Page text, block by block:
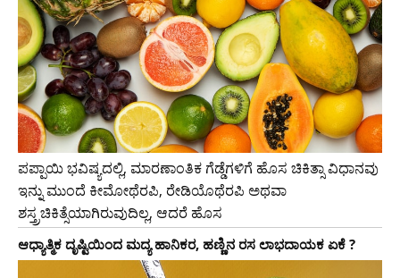
ಪಪ್ಪಾಯಿ ಭವಿಷ್ಯದಲ್ಲಿ, ಮಾರಣಾಂತಿಕ ಗೆಡ್ಡೆಗಳಿಗೆ ಹೊಸ ಚಿಕಿತ್ಸಾ ವಿಧಾನವು
ಇನ್ನು ಮುಂದೆ ಕೀಮೋಥೆರಪಿ, ರೇಡಿಯೊಥೆರಪಿ ಅಥವಾ
ಶಸ್ತ್ರಚಿಕಿತ್ಸೆಯಾಗಿರುವುದಿಲ್ಲ, ಆದರೆ ಹೊಸ
ಆಧ್ಯಾತ್ಮಿಕ ದೃಷ್ಟಿಯಿಂದ ಮದ್ಯ ಹಾನಿಕರ, ಹಣ್ಣಿನ ರಸ ಲಾಭದಾಯಕ ಏಕೆ ?